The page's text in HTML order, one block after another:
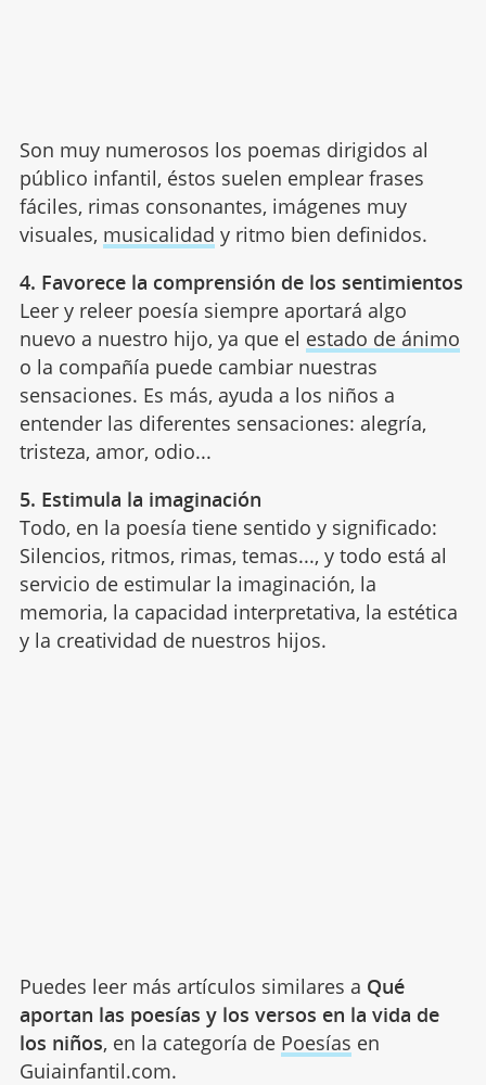
Son muy numerosos los poemas dirigidos al
público infantil, éstos suelen emplear frases
fáciles, rimas consonantes, imágenes muy
visuales, musicalidad y ritmo bien definidos.
4. Favorece la comprensión de los sentimientos
Leer y releer poesía siempre aportará algo
nuevo a nuestro hijo, ya que el estado de ánimo
o la compañía puede cambiar nuestras
sensaciones. Es más, ayuda a los niños a
entender las diferentes sensaciones: alegría,
tristeza, amor, odio...
5. Estimula la imaginación
Todo, en la poesía tiene sentido y significado:
Silencios, ritmos, rimas, temas..., y todo está al
servicio de estimular la imaginación, la
memoria, la capacidad interpretativa, la estética
y la creatividad de nuestros hijos.
Puedes leer más artículos similares a Qué
aportan las poesías y los versos en la vida de
los niños, en la categoría de Poesías en
Guiainfantil.com.